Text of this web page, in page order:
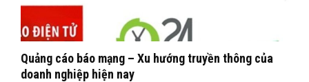
Quảng cáo báo mạng – Xu hướng truyền thông của
doanh nghiệp hiện nay